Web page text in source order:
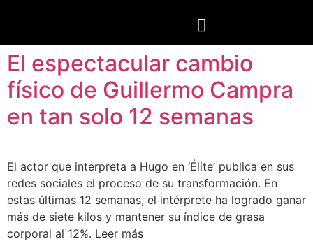
El espectacular cambio
físico de Guillermo Campra
en tan solo 12 semanas
El actor que interpreta a Hugo en ‘Élite’ publica en sus
redes sociales el proceso de su transformación. En
estas últimas 12 semanas, el intérprete ha logrado ganar
más de siete kilos y mantener su índice de grasa
corporal al 12%. Leer más